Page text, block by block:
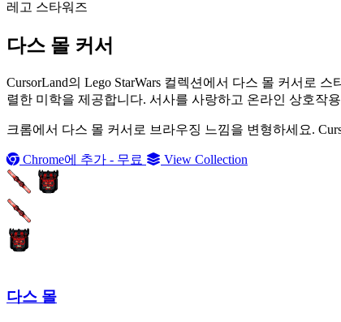
레고 스타워즈
다스 몰 커서
CursorLand의 Lego StarWars 컬렉션에서 다스 몰 커서로
렬한 미학을 제공합니다. 서사를 사랑하고 온라인 상호작
크롬에서 다스 몰 커서로 브라우징 느낌을 변형하세요.
Chrome에 추가 - 무료 View Collection
다스 몰